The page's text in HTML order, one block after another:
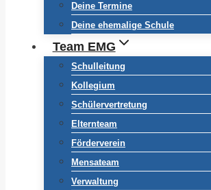
Deine Termine
Deine ehemalige Schule
Team EMG
Schulleitung
Kollegium
Schülervertretung
Elternteam
Förderverein
Mensateam
Verwaltung